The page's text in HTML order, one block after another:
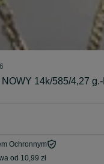
NOWY 14k/585/4,27
Ochronnym
od 10,99 zł